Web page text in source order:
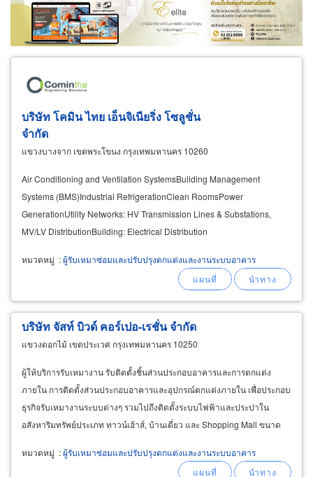
ขายส่ง ขายปลีก ผู้ผลิต
ตัวแทนจัดจำหน่าย
ผู้ส่งออก/นำเข้า
ธุรกิจบริการ
บริษัท โคมิน ไทย เอ็นจิเนียริ่ง โซลูชั่น
จำกัด
แขวงบางจาก เขตพระโขนง กรุงเทพมหานคร 10260
Air Conditioning and Ventilation SystemsBuilding Management
Systems (BMS)Industrial RefrigerationClean RoomsPower
GenerationUtility Networks: HV Transmission Lines & Substations,
MV/LV DistributionBuilding: Electrical Distribution
หมวดหมู่ :ผู้รับเหมาซ่อมและปรับปรุงตกแต่งและงานระบบอาคาร
บริษัท จัสท์ บิวด์ คอร์เปอ-เรชั่น จำกัด
แขวงดอกไม้ เขตประเวศ กรุงเทพมหานคร 10250
ผู้ให้บริการรับเหมางาน รับติดตั้งชิ้นส่วนประกอบอาคารและการตกแต่ง
ภายใน การติดตั้งส่วนประกอบอาคารและอุปกรณ์ตกแต่งภายใน เพื่อประกอบ
ธุรกิจรับเหมางานระบบต่างๆ รวมไปถึงติดตั้งระบบไฟฟ้าและประปาใน
อสังหาริมทรัพย์ประเภท ทาวน์เฮ้าส์, บ้านเดี่ยว และ Shopping Mall ขนาด
หมวดหมู่ :ผู้รับเหมาซ่อมและปรับปรุงตกแต่งและงานระบบอาคาร